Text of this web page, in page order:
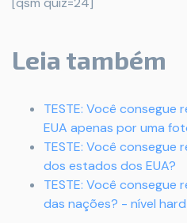
Leia também
TESTE: Você consegue
EUA apenas por uma
TESTE: Você consegue
dos estados dos EUA?
TESTE: Você consegue
das nações? - nível hard